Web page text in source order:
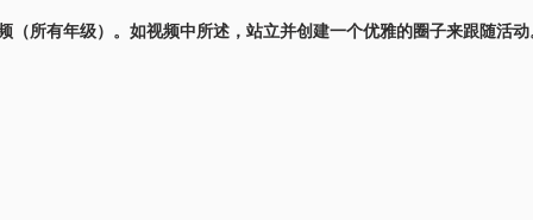
（所有年级）。如视频中所述，站立并创建一个优雅的圈子来跟随活